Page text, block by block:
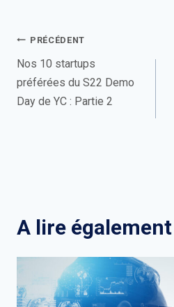
Navigation
de
l’article
PRÉCÉDENT
Nos 10 startups
préférées du S22 Demo
Day de YC : Partie 2
A lire également